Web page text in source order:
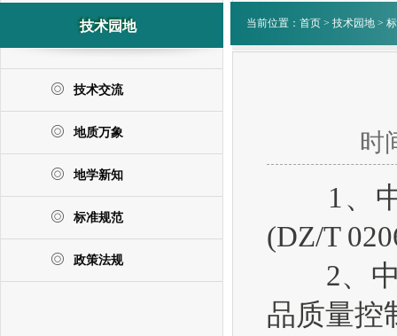
技术园地
技术交流
地质万象
地学新知
标准规范
政策法规
当前位置： 首页 > 技术园地 >
时
1、中
(DZ/T
2、中
品质量控